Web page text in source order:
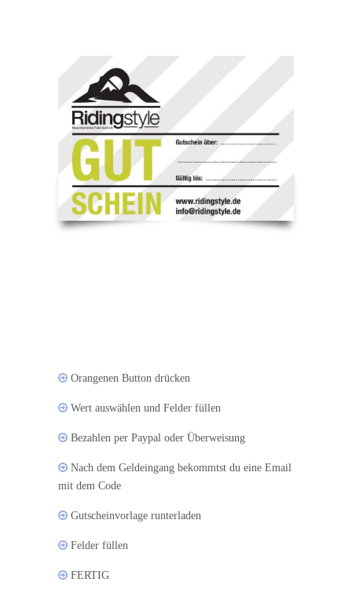
Orangenen Button drücken
Wert auswählen und Felder füllen
Bezahlen per Paypal oder Überweisung
Nach dem Geldeingang bekommtst du eine Email
mit dem Code
Gutscheinvorlage runterladen
Felder füllen
FERTIG